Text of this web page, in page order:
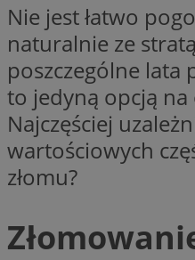
Nie jest łatwo
naturalnie ze
poszczególne lata
to jedyną opcją na
Najczęściej
wartościowych
złomu?